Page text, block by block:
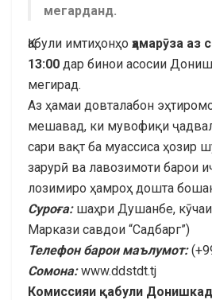
мегарданд.
Қабули имтиҳонҳо ҳамарӯза аз
13:00 дар бинои асосии
мегирад.
Аз ҳамаи довталабон
мешавад, ки мувофиқи
сари вақт ба муассиса ҳозир
зарурӣ ва лавозимоти барои
лозимиро ҳамроҳ дошта
Суроға: шаҳри Душанбе,
Маркази савдои “Садбарг”)
Телефон барои маълумот:
Сомона: www.ddstdt.tj
Комиссияи қабули